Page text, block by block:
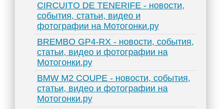
CIRCUITO DE TENERIFE - новости,
события, статьи, видео и
фотографии на Мотогонки.ру
BREMBO GP4-RX - новости, события,
статьи, видео и фотографии на
Мотогонки.ру
BMW M2 COUPE - новости, события,
статьи, видео и фотографии на
Мотогонки.ру